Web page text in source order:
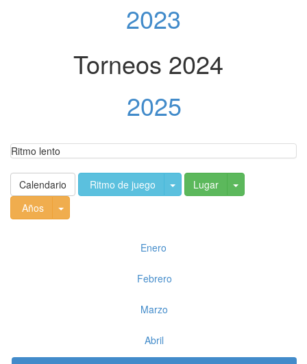
2023
Torneos 2024
2025
Ritmo lento
Calendario Ritmo de juego Toggle Dropdown
Lugar
Toggle
Años
Toggle Dropdown
Enero
Febrero
Marzo
Abril